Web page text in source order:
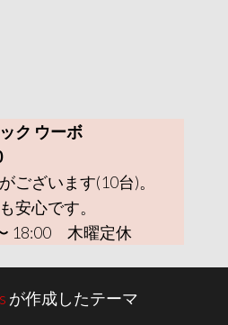
ク ウーボ
ざいます(10台)。
安心です。
18:00 木曜定休
が作成したテーマ